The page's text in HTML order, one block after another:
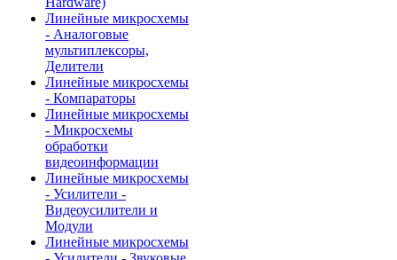
Линейные микросхемы
- Аналоговые
мультиплексоры,
Делители
Линейные микросхемы
- Компараторы
Линейные микросхемы
- Микросхемы
обработки
видеоинформации
Линейные микросхемы
- Усилители -
Видеоусилители и
Модули
Линейные микросхемы